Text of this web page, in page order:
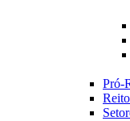
Pró-